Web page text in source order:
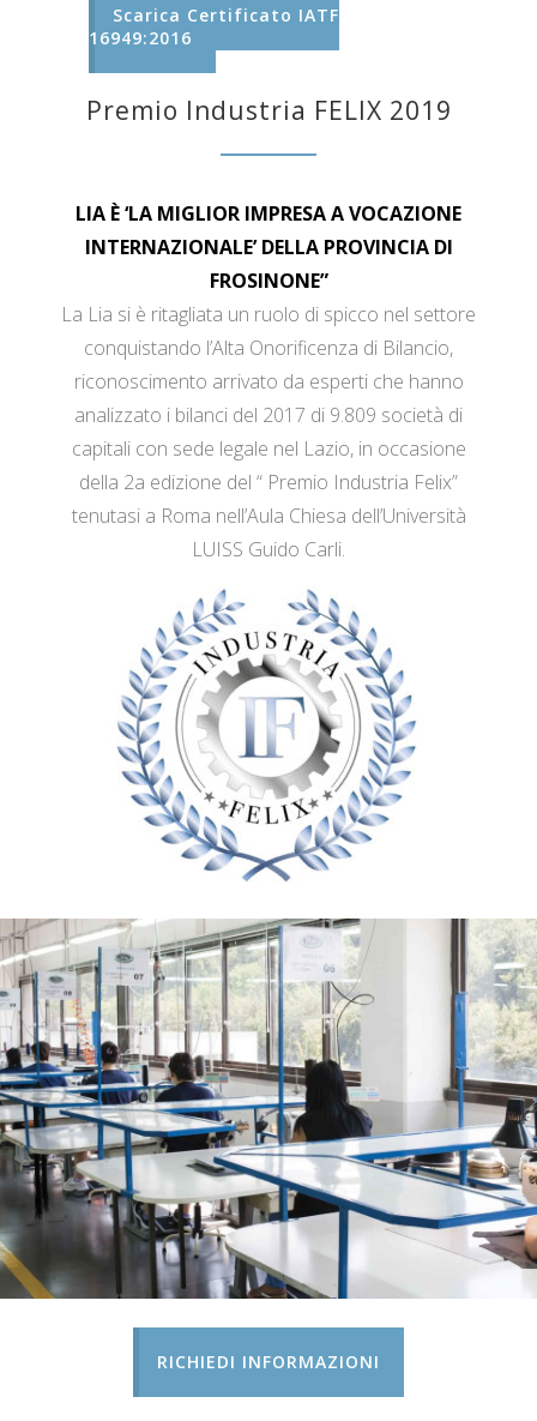
Scarica Certificato IATF
16949:2016
Premio Industria FELIX 2019
LIA È ‘LA MIGLIOR IMPRESA A VOCAZIONE
INTERNAZIONALE’ DELLA PROVINCIA DI
FROSINONE”
La Lia si è ritagliata un ruolo di spicco nel settore
conquistando l’Alta Onorificenza di Bilancio,
riconoscimento arrivato da esperti che hanno
analizzato i bilanci del 2017 di 9.809 società di
capitali con sede legale nel Lazio, in occasione
della 2a edizione del “ Premio Industria Felix”
tenutasi a Roma nell’Aula Chiesa dell’Università
LUISS Guido Carli.
RICHIEDI INFORMAZIONI